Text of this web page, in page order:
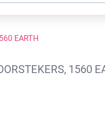
EARTH
1560